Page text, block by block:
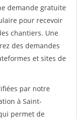
demande gratuite
pour recevoir
chantiers. Une
des demandes
et sites de
par notre
à Saint-
permet de